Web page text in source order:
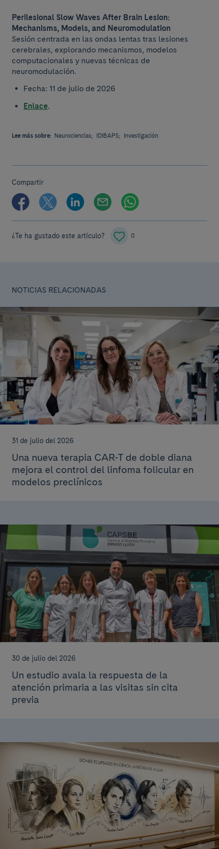
Perilesional Slow Waves After Brain Lesion:
Mechanisms, Models, and Neuromodulation
Sesión centrada en las ondas lentas tras lesiones
cerebrales, explorando mecanismos, modelos
computacionales y nuevas técnicas de
neuromodulación.
Fecha: 11 de julio de 2026
Enlace.
Lee más sobre: Neurociencias; IDIBAPS; Investigación
Compartir
¿Te ha gustado este artículo? 0
NOTICIAS RELACIONADAS
31 de julio del 2026
Una nueva terapia CAR-T de doble diana
mejora el control del linfoma folicular en
modelos preclínicos
30 de julio del 2026
Un estudio avala la respuesta de la
atención primaria a las visitas sin cita
previa